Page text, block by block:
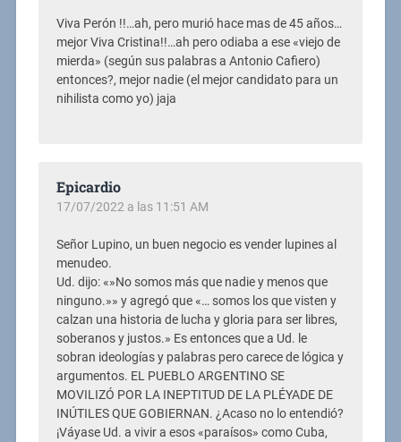
Viva Perón !!…ah, pero murió hace mas de 45 años…
mejor Viva Cristina!!…ah pero odiaba a ese «viejo de
mierda» (según sus palabras a Antonio Cafiero)
entonces?, mejor nadie (el mejor candidato para un
nihilista como yo) jaja
Epicardio
17/07/2022 a las 11:51 AM
Señor Lupino, un buen negocio es vender lupines al
menudeo.
Ud. dijo: «»No somos más que nadie y menos que
ninguno.»» y agregó que «… somos los que visten y
calzan una historia de lucha y gloria para ser libres,
soberanos y justos.» Es entonces que a Ud. le
sobran ideologías y palabras pero carece de lógica y
argumentos. EL PUEBLO ARGENTINO SE
MOVILIZÓ POR LA INEPTITUD DE LA PLÉYADE DE
INÚTILES QUE GOBIERNAN. ¿Acaso no lo entendió?
¡Váyase Ud. a vivir a esos «paraísos» como Cuba,